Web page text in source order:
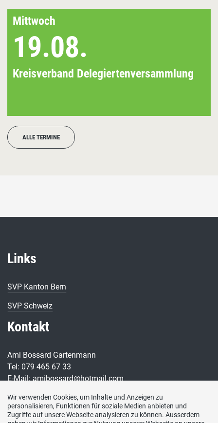
Mittwoch
19.08.
Kreisverband Delegiertenversammlung
ALLE TERMINE
Links
SVP Kanton Bern
SVP Schweiz
Kontakt
Ami Bossard Gartenmann
Tel: 079 465 67 33
E-Mail: amibossard@hotmail.com
Social Media
Wir verwenden Cookies, um Inhalte und Anzeigen zu
personalisieren, Funktionen für soziale Medien anbieten und
Zugriffe auf unsere Webseite analysieren zu können. Ausserdem